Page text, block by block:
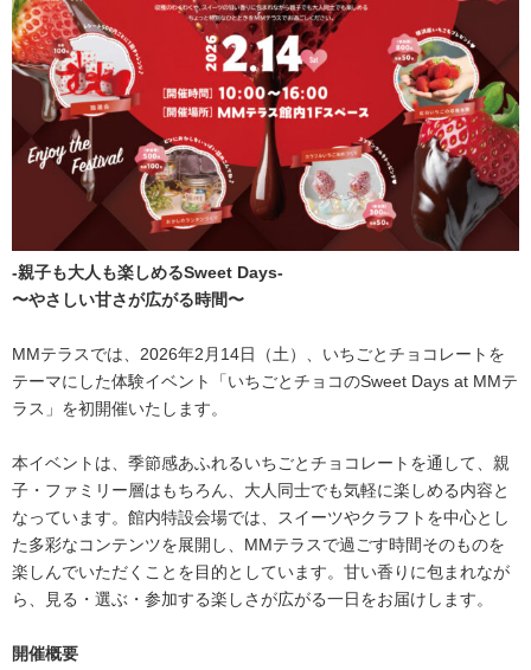
-親子も大人も楽しめるSweet Days-
〜やさしい甘さが広がる時間〜
MMテラスでは、2026年2月14日（土）、いちごとチョコレートを
テーマにした体験イベント「いちごとチョコのSweet Days at MMテ
ラス」を初開催いたします。
本イベントは、季節感あふれるいちごとチョコレートを通して、親
子・ファミリー層はもちろん、大人同士でも気軽に楽しめる内容と
なっています。館内特設会場では、スイーツやクラフトを中心とし
た多彩なコンテンツを展開し、MMテラスで過ごす時間そのものを
楽しんでいただくことを目的としています。甘い香りに包まれなが
ら、見る・選ぶ・参加する楽しさが広がる一日をお届けします。
開催概要